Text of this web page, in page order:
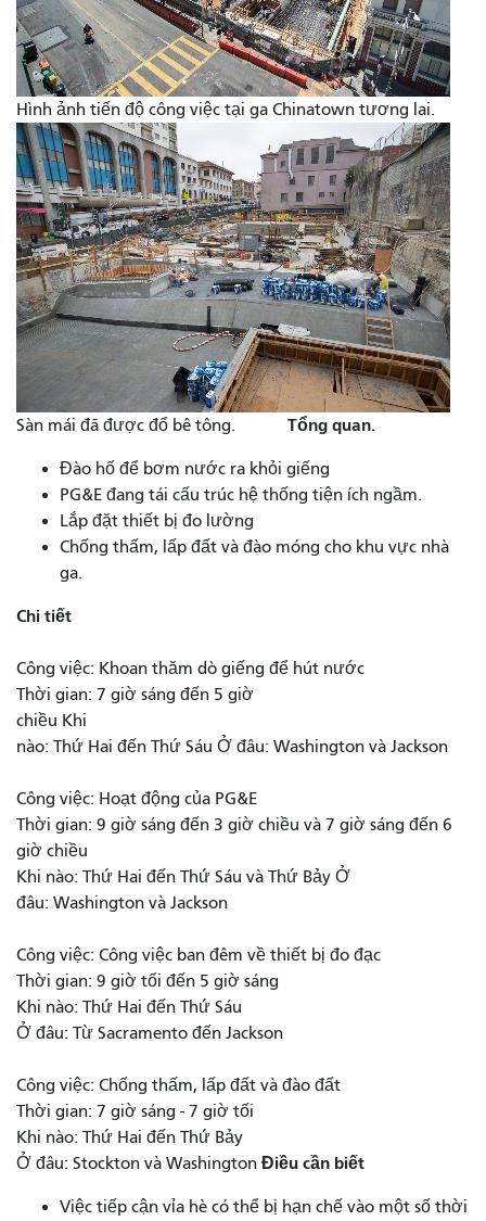
Hình ảnh tiến độ công việc tại ga Chinatown tương lai.
Sàn mái đã được đổ bê tông. Tổng quan.
Đào hố để bơm nước ra khỏi giếng
PG&E đang tái cấu trúc hệ thống tiện ích ngầm.
Lắp đặt thiết bị đo lường
Chống thấm, lấp đất và đào móng cho khu vực nhà
ga.
Chi tiết
Công việc: Khoan thăm dò giếng để hút nước
Thời gian: 7 giờ sáng đến 5 giờ
chiều Khi
nào: Thứ Hai đến Thứ Sáu Ở đâu: Washington và Jackson
Công việc: Hoạt động của PG&E
Thời gian: 9 giờ sáng đến 3 giờ chiều và 7 giờ sáng đến 6
giờ chiều
Khi nào: Thứ Hai đến Thứ Sáu và Thứ Bảy Ở
đâu: Washington và Jackson
Công việc: Công việc ban đêm về thiết bị đo đạc
Thời gian: 9 giờ tối đến 5 giờ sáng
Khi nào: Thứ Hai đến Thứ Sáu
Ở đâu: Từ Sacramento đến Jackson
Công việc: Chống thấm, lấp đất và đào đất
Thời gian: 7 giờ sáng - 7 giờ tối
Khi nào: Thứ Hai đến Thứ Bảy
Ở đâu: Stockton và Washington Điều cần biết
Việc tiếp cận vỉa hè có thể bị hạn chế vào một số thời